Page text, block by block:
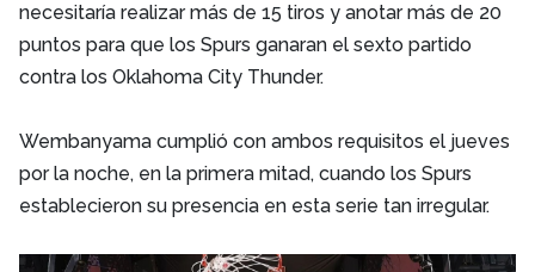
necesitaría realizar más de 15 tiros y anotar más de 20
puntos para que los Spurs ganaran el sexto partido
contra los Oklahoma City Thunder.
Wembanyama cumplió con ambos requisitos el jueves
por la noche, en la primera mitad, cuando los Spurs
establecieron su presencia en esta serie tan irregular.